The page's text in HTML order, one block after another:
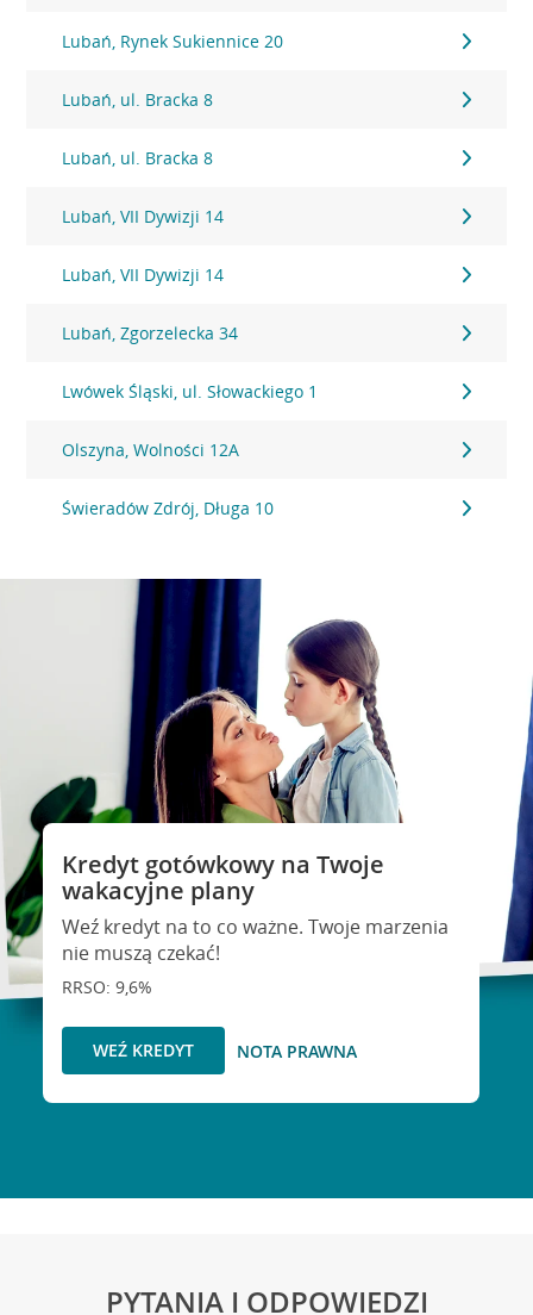
Lubań, Rynek Sukiennice 20
Lubań, ul. Bracka 8
Lubań, ul. Bracka 8
Lubań, VII Dywizji 14
Lubań, VII Dywizji 14
Lubań, Zgorzelecka 34
Lwówek Śląski, ul. Słowackiego 1
Olszyna, Wolności 12A
Świeradów Zdrój, Długa 10
Kredyt gotówkowy na Twoje
wakacyjne plany
Weź kredyt na to co ważne. Twoje marzenia
nie muszą czekać!
RRSO: 9,6%
WEŹ KREDYT NOTA PRAWNA
PYTANIA I ODPOWIEDZI